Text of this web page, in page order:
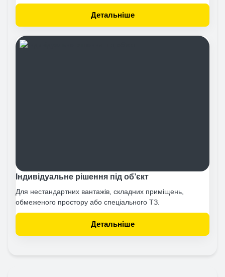
Детальніше
Індивідуальне рішення під об’єкт
Для нестандартних вантажів, складних приміщень,
обмеженого простору або спеціального ТЗ.
Детальніше